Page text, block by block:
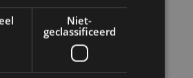
Niet-
geclassificeerd